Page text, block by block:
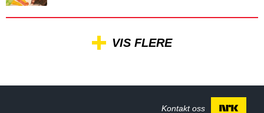
VIS FLERE
Kontakt oss